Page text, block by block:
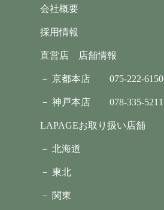
会社概要
採用情報
直営店 店舗情報
－ 京都本店075-222-6150
－ 神戸本店078-335-5211
LAPAGEお取り扱い店舗
－ 北海道
－ 東北
－ 関東